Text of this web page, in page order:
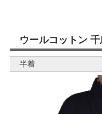
ウールコットン
半着